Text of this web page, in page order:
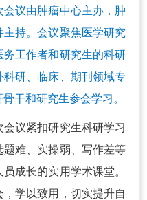
议由肿瘤中心主办，肿
持。会议聚焦医学研究
工作者和研究生的科研
研、临床、期刊领域专
干和研究生参会学习。
议紧扣研究生科研学习
难、实操弱、写作差等
成长的实用学术课堂。
学以致用，切实提升自